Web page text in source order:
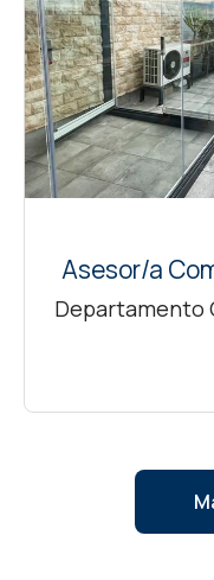
Asesor/a
Departamento